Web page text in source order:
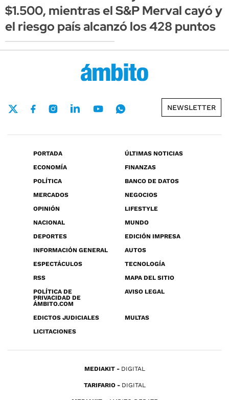
$1.500, mientras el S&P Merval cayó y
el riesgo país alcanzó los 428 puntos
NEWSLETTER
PORTADA
ÚLTIMAS NOTICIAS
ECONOMÍA
FINANZAS
POLÍTICA
BANCO DE DATOS
MERCADOS
NEGOCIOS
OPINIÓN
LIFESTYLE
NACIONAL
MUNDO
DEPORTES
EDICIÓN IMPRESA
INFORMACIÓN GENERAL
AUTOS
ESPECTÁCULOS
TECNOLOGÍA
RSS
MAPA DEL SITIO
POLÍTICA DE
PRIVACIDAD DE
ÁMBITO.COM
AVISO LEGAL
EDICTOS JUDICIALES
MULTAS
LICITACIONES
MEDIAKIT DIGITAL
TARIFARIO DIGITAL